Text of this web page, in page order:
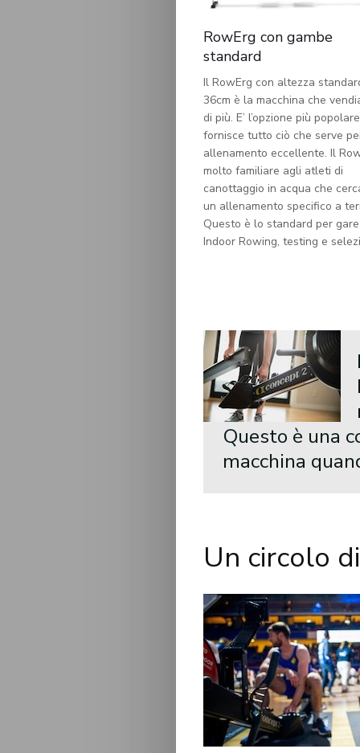
RowErg con gambe
standard
Il RowErg con altezza
36cm è la macchina che
di più. E’ l’opzione più
fornisce tutto ciò che serve
allenamento eccellente. Il
molto familiare agli atleti di
canottaggio in acqua che
un allenamento specifico a
Questo è lo standard per
Indoor Rowing, testing e
Questo è una
macchina
Un circolo